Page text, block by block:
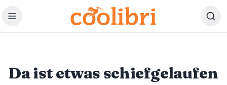
Zum Hauptinhalt springen
Da ist etwas schiefgelaufen